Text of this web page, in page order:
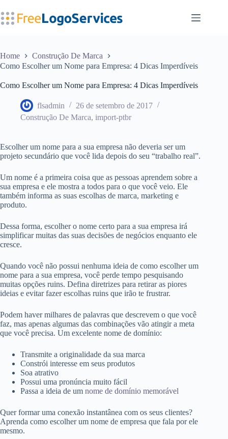
para
o
Home
Construção De Marca
Como Escolher um Nome para Empresa: 4 Dicas Imperdíveis
Como Escolher um Nome para Empresa: 4 Dicas Imperdíveis
flsadmin
26 de setembro de 2017
Construção De Marca, import-ptbr
Escolher um nome para a sua empresa não deveria ser um
projeto secundário que você lida depois do seu “trabalho real”.
Um nome é a primeira coisa que as pessoas aprendem sobre a
sua empresa e ele mostra a todos para o que você veio. Ele
também informa as suas escolhas de marca, marketing e
produto.
Dessa forma, escolher o nome certo para a sua empresa irá
simplificar muitas das suas decisões de negócios enquanto ele
cresce.
Quando você não possui nenhuma ideia de como escolher um
nome para a sua empresa, você perde tempo pesquisando
muitas opções ruins. Defina diretrizes para retirar as piores
ideias e evitar fazer escolhas ruins que irão te frustrar.
Podem haver milhares de palavras que descrevem o que você
faz, mas apenas algumas das combinações vão atingir a meta
que você precisa. Um excelente nome de domínio:
Transmite a originalidade da sua marca
Constrói interesse em seus produtos
Soa atrativo
Possui uma pronúncia muito fácil
Passa a ideia de um nome de domínio memorável
Quer formar uma conexão instantânea com os seus clientes?
Aprenda como escolher um nome de empresa que fala por ele
mesmo.